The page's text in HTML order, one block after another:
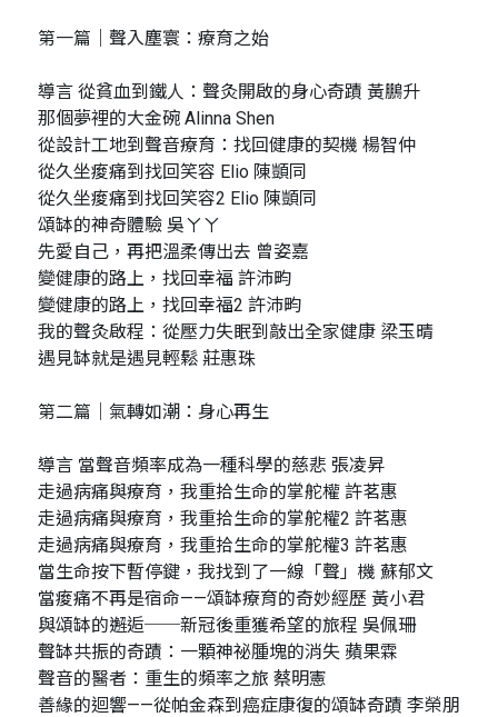
第一篇｜聲入塵寰：療育之始
導言 從貧血到鐵人：聲灸開啟的身心奇蹟 黃鵬升
那個夢裡的大金碗 Alinna Shen
從設計工地到聲音療育：找回健康的契機 楊智仲
從久坐痠痛到找回笑容 Elio 陳顗同
從久坐痠痛到找回笑容2 Elio 陳顗同
頌缽的神奇體驗 吳ㄚㄚ
先愛自己，再把溫柔傳出去 曾姿嘉
變健康的路上，找回幸福 許沛畇
變健康的路上，找回幸福2 許沛畇
我的聲灸啟程：從壓力失眠到敲出全家健康 梁玉晴
遇見缽就是遇見輕鬆 莊惠珠
第二篇｜氣轉如潮：身心再生
導言 當聲音頻率成為一種科學的慈悲 張凌昇
走過病痛與療育，我重拾生命的掌舵權 許茗惠
走過病痛與療育，我重拾生命的掌舵權2 許茗惠
走過病痛與療育，我重拾生命的掌舵權3 許茗惠
當生命按下暫停鍵，我找到了一線「聲」機 蘇郁文
當痠痛不再是宿命——頌缽療育的奇妙經歷 黃小君
與頌缽的邂逅──新冠後重獲希望的旅程 吳佩珊
聲缽共振的奇蹟：一顆神祕腫塊的消失 蘋果霖
聲音的醫者：重生的頻率之旅 蔡明憲
善緣的迴響——從帕金森到癌症康復的頌缽奇蹟 李榮朋